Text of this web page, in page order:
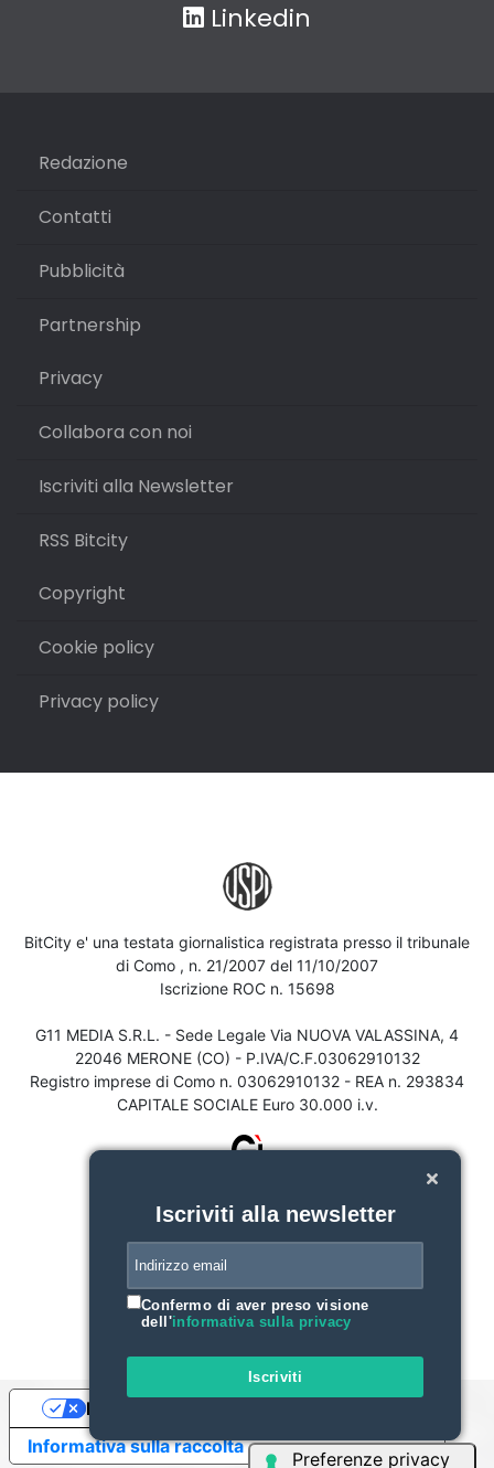
Linkedin
Redazione
Contatti
Pubblicità
Partnership
Privacy
Collabora con noi
Iscriviti alla Newsletter
RSS Bitcity
Copyright
Cookie policy
Privacy policy
BitCity e' una testata giornalistica registrata presso il tribunale
di Como , n. 21/2007 del 11/10/2007
Iscrizione ROC n. 15698
G11 MEDIA S.R.L. - Sede Legale Via NUOVA VALASSINA, 4
22046 MERONE (CO) - P.IVA/C.F.03062910132
Registro imprese di Como n. 03062910132 - REA n. 293834
CAPITALE SOCIALE Euro 30.000 i.v.
Iscriviti alla newsletter
Confermo di aver preso visione
dell'informativa sulla privacy
Iscriviti
Informativa sulla raccolta
Le tue preferenze relative alla privacy